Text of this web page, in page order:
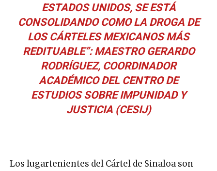
ESTADOS UNIDOS, SE ESTÁ
CONSOLIDANDO COMO LA DROGA DE
LOS CÁRTELES MEXICANOS MÁS
REDITUABLE”: MAESTRO GERARDO
RODRÍGUEZ, COORDINADOR
ACADÉMICO DEL CENTRO DE
ESTUDIOS SOBRE IMPUNIDAD Y
JUSTICIA (CESIJ)
Los lugartenientes del Cártel de Sinaloa son